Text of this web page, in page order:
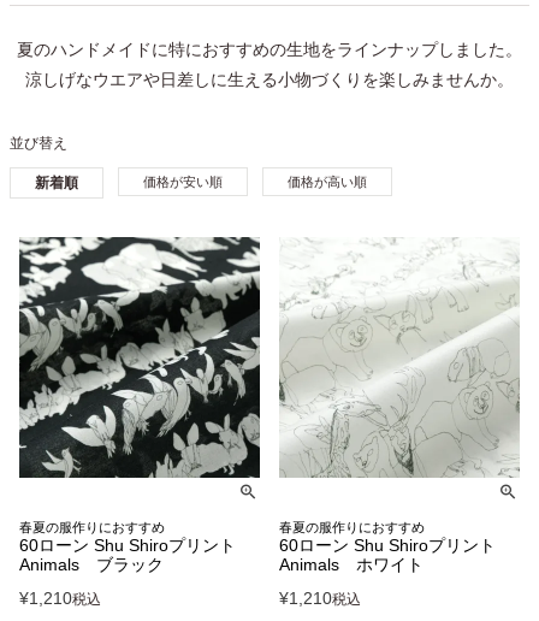
夏のハンドメイドに特におすすめの生地をラインナップしました。
涼しげなウエアや日差しに生える小物づくりを楽しみませんか。
並び替え
新着順 価格が安い順 価格が高い順
春夏の服作りにおすすめ
60ローン Shu Shiroプリント
Animals ブラック
¥1,210税込
春夏の服作りにおすすめ
60ローン Shu Shiroプリント
Animals ホワイト
¥1,210税込